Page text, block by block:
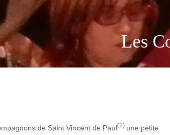
Les
de Saint Vincent de Paul(1) une petite